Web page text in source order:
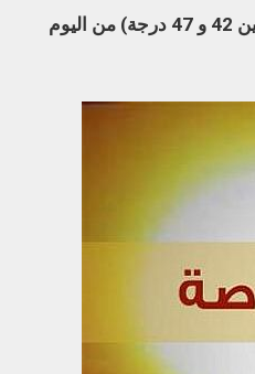
أفادت المديرية العامة للأرصاد الجوية، بأنه من المرتقب تسجيل موجة حر (ما بين 42 و 47 درجة) من اليوم